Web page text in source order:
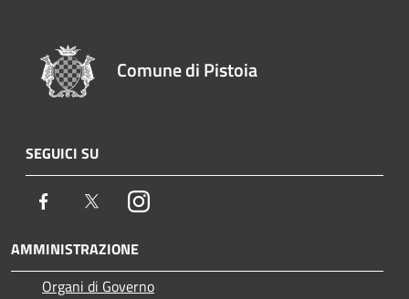
Comune di Pistoia
SEGUICI SU
Facebook TwitterInstagram
AMMINISTRAZIONE
Organi di Governo